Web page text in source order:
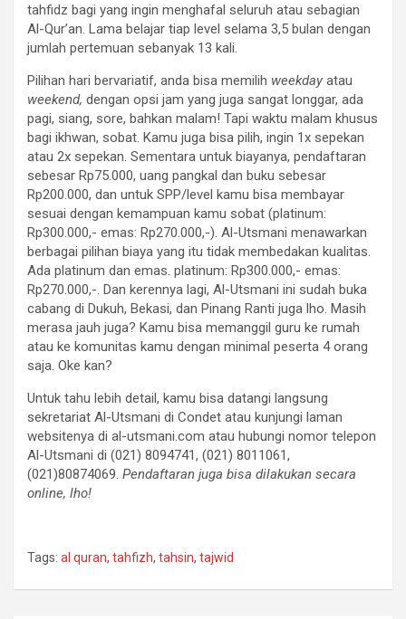
tahfidz bagi yang ingin menghafal seluruh atau sebagian
Al-Qur’an. Lama belajar tiap level selama 3,5 bulan dengan
jumlah pertemuan sebanyak 13 kali.
Pilihan hari bervariatif, anda bisa memilih weekday atau
weekend, dengan opsi jam yang juga sangat longgar, ada
pagi, siang, sore, bahkan malam! Tapi waktu malam khusus
bagi ikhwan, sobat. Kamu juga bisa pilih, ingin 1x sepekan
atau 2x sepekan. Sementara untuk biayanya, pendaftaran
sebesar Rp75.000, uang pangkal dan buku sebesar
Rp200.000, dan untuk SPP/level kamu bisa membayar
sesuai dengan kemampuan kamu sobat (platinum:
Rp300.000,- emas: Rp270.000,-). Al-Utsmani menawarkan
berbagai pilihan biaya yang itu tidak membedakan kualitas.
Ada platinum dan emas. platinum: Rp300.000,- emas:
Rp270.000,-. Dan kerennya lagi, Al-Utsmani ini sudah buka
cabang di Dukuh, Bekasi, dan Pinang Ranti juga lho. Masih
merasa jauh juga? Kamu bisa memanggil guru ke rumah
atau ke komunitas kamu dengan minimal peserta 4 orang
saja. Oke kan?
Untuk tahu lebih detail, kamu bisa datangi langsung
sekretariat Al-Utsmani di Condet atau kunjungi laman
websitenya di al-utsmani.com atau hubungi nomor telepon
Al-Utsmani di (021) 8094741, (021) 8011061,
(021)80874069. Pendaftaran juga bisa dilakukan secara
online, lho!
Tags: al quran, tahfizh, tahsin, tajwid